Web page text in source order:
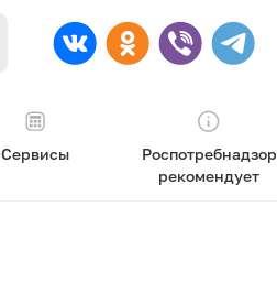
Сервисы
Роспотребнадзор
рекомендует